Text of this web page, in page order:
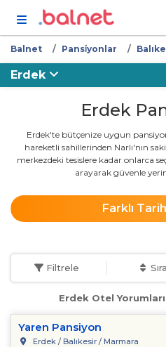
Balnet Pansi̇yonlar
Erdek
Erdek
Erdek'te bütçenize uygun
hareketli sahillerinden Narlı'nın
merkezdeki tesislere kadar onlarca
arayarak güvenle
Farklı
Filtrele
Erdek Otel
Yaren Pansiyon
Erdek / Balıkesir / Marmara